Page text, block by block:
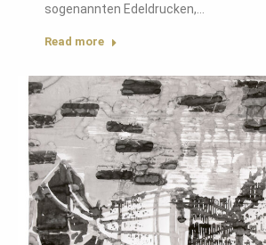
sogenannten Edeldrucken,…
Read more